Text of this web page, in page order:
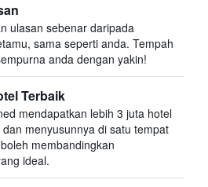
ulasan sebenar daripada
sama seperti anda. Tempah
anda dengan yakin!
Terbaik
mendapatkan lebih 3 juta hotel
menyusunnya di satu tempat
membandingkan
ideal.